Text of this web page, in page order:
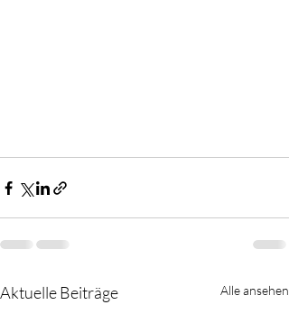
Aktuelle Beiträge Alle ansehen